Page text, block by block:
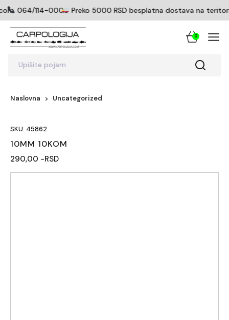
064/114-0005Preko 5000 RSD besplatna dostava na
Upišite pojam
0
Naslovna Uncategorized
SKU: 45862
10MM 10KOM
290,00 -RSD